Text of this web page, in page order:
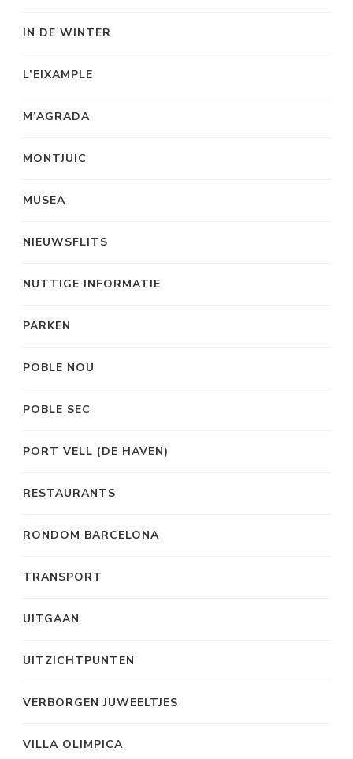
IN DE WINTER
L’EIXAMPLE
M’AGRADA
MONTJUIC
MUSEA
NIEUWSFLITS
NUTTIGE INFORMATIE
PARKEN
POBLE NOU
POBLE SEC
PORT VELL (DE HAVEN)
RESTAURANTS
RONDOM BARCELONA
TRANSPORT
UITGAAN
UITZICHTPUNTEN
VERBORGEN JUWEELTJES
VILLA OLIMPICA